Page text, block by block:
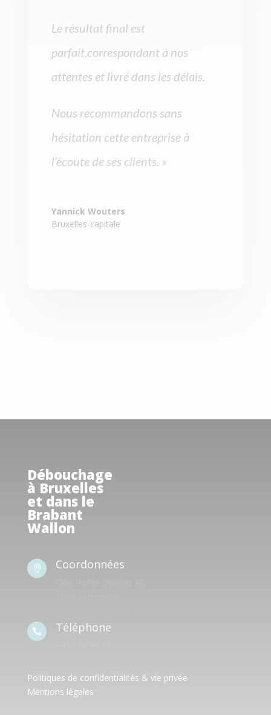
Le résultat final est
parfait,correspondant à nos
attentes et livré dans les délais.
Nous recommandons sans
hésitation cette entreprise à
l’écoute de ses clients. »
Yannick Wouters
Bruxelles-capitale
Débouchage
à Bruxelles
et dans le
Brabant
Wallon
 Coordonnées
 Téléphone
Politiques de confidentialités & vie privée
Mentions légales